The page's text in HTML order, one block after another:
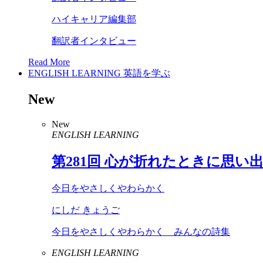
ハイキャリア編集部
翻訳者インタビュー
Read More
ENGLISH LEARNING 英語を学ぶ
New
New
ENGLISH LEARNING
第281 回 心が折れたときに思い
今日をやさしくやわらかく
にしだ きょうご
今日をやさしくやわらかく みんなの詩集
ENGLISH LEARNING